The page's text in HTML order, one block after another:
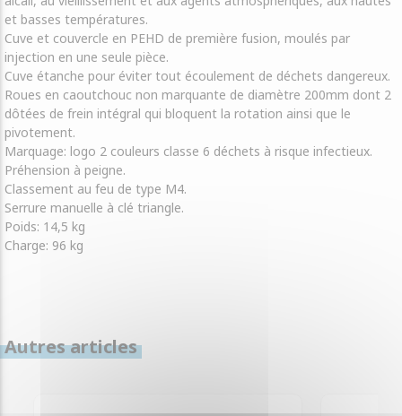
et basses températures.
Cuve et couvercle en PEHD de première fusion, moulés par
injection en une seule pièce.
Cuve étanche pour éviter tout écoulement de déchets dangereux.
Roues en caoutchouc non marquante de diamètre 200mm dont 2
dôtées de frein intégral qui bloquent la rotation ainsi que le
pivotement.
Marquage: logo 2 couleurs classe 6 déchets à risque infectieux.
Préhension à peigne.
Classement au feu de type M4.
Serrure manuelle à clé triangle.
Poids: 14,5 kg
Charge: 96 kg
Autres articles